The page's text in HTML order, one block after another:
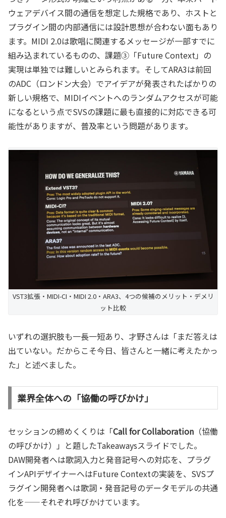
ウェアデバイス間の通信を想定した規格であり、ホストと
プラグイン間の内部通信には設計思想が合わない面もあり
ます。MIDI 2.0は歌唱に関連するメッセージが一部すでに
組み込まれているものの、課題③「Future Context」の
実現は単独では難しいとみられます。そしてARA3は前回
のADC（ロンドン大会）でアイデアが発表されたばかりの
新しい規格で、MIDIイベントへのランダムアクセスが可能
になるという点でSVSの課題に最も直接的に対応できる可
能性がありますが、普及率という問題があります。
VST3拡張・MIDI-CI・MIDI 2.0・ARA3、4つの候補のメリット・デメリ
ット比較
いずれの選択肢も一長一短あり、才野さんは「まだ答えは
出ていない。だからこそ今日、皆さんと一緒に考えたかっ
た」と述べました。
業界全体への「協働の呼びかけ」
セッションの締めくくりは「Call for Collaboration （協働
の呼びかけ）」と題したTakeawaysスライドでした。
DAW開発者へは歌詞入力と発音記号への対応を、プラグ
インAPIデザイナーへはFuture Contextの実装を、SVSプ
ラグイン開発者へは歌詞・発音記号のデータモデルの共通
化を——それぞれ呼びかけています。